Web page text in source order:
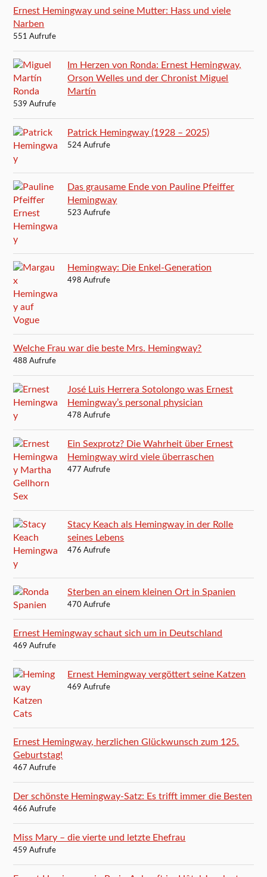
Ernest Hemingway und seine Mutter: Hass und viele
Narben
551 Aufrufe
Im Herzen von Ronda: Ernest Hemingway,
Orson Welles und der Chronist Miguel
Martín
539 Aufrufe
Patrick Hemingway (1928 – 2025)
524 Aufrufe
Das grausame Ende von Pauline Pfeiffer
Hemingway
523 Aufrufe
Hemingway: Die Enkel-Generation
498 Aufrufe
Welche Frau war die beste Mrs. Hemingway?
488 Aufrufe
José Luis Herrera Sotolongo was Ernest
Hemingway’s personal physician
478 Aufrufe
Ein Sexprotz? Die Wahrheit über Ernest
Hemingway wird viele überraschen
477 Aufrufe
Stacy Keach als Hemingway in der Rolle
seines Lebens
476 Aufrufe
Sterben an einem kleinen Ort in Spanien
470 Aufrufe
Ernest Hemingway schaut sich um in Deutschland
469 Aufrufe
Ernest Hemingway vergöttert seine Katzen
469 Aufrufe
Ernest Hemingway, herzlichen Glückwunsch zum 125.
Geburtstag!
467 Aufrufe
Der schönste Hemingway-Satz: Es trifft immer die Besten
466 Aufrufe
Miss Mary – die vierte und letzte Ehefrau
459 Aufrufe